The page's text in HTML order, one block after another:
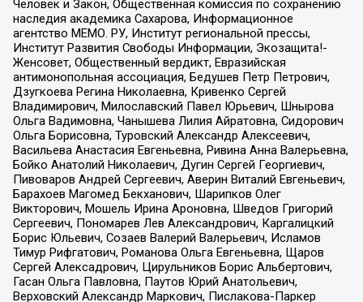
Человек и Закон, Общественная комиссия по сохранению
наследия академика Сахарова, Информационное
агентство МЕМО. РУ, Институт региональной прессы,
Институт Развития Свободы Информации, Экозащита!-
Женсовет, Общественный вердикт, Евразийская
антимонопольная ассоциация, Бедушев Петр Петрович,
Дзугкоева Регина Николаевна, Кривенко Сергей
Владимирович, Милославский Павел Юрьевич, Шнырова
Ольга Вадимовна, Чанышева Лилия Айратовна, Сидорович
Ольга Борисовна, Туровский Александр Алексеевич,
Васильева Анастасия Евгеньевна, Ривина Анна Валерьевна,
Бойко Анатолий Николаевич, Дугин Сергей Георгиевич,
Пивоваров Андрей Сергеевич, Аверин Виталий Евгеньевич,
Барахоев Магомед Бекханович, Шарипков Олег
Викторович, Мошель Ирина Ароновна, Шведов Григорий
Сергеевич, Пономарев Лев Александрович, Каргалицкий
Борис Юльевич, Созаев Валерий Валерьевич, Исламов
Тимур Рифгатович, Романова Ольга Евгеньевна, Щаров
Сергей Алексадрович, Цирульников Борис Альбертович,
Гасан Ольга Павловна, Паутов Юрий Анатольевич,
Верховский Александр Маркович, Пислакова-Паркер